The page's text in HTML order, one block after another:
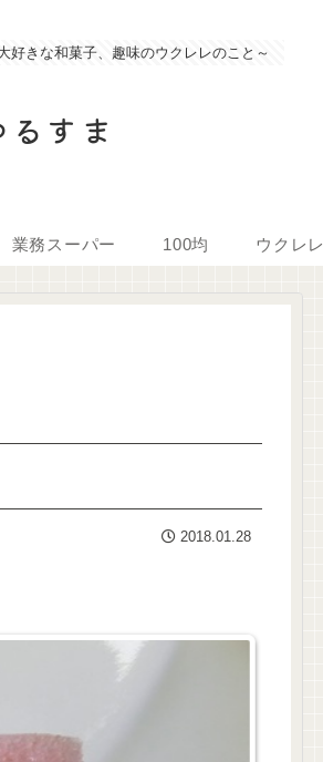
好きな和菓子、趣味のウクレレのこと～
るすま
業務スーパー 100均 ウクレレ
2018.01.28